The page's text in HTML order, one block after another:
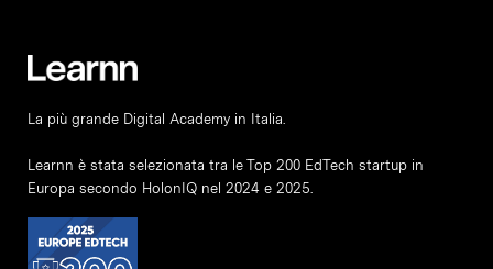
La più grande Digital Academy in Italia.
Learnn è stata selezionata tra le Top 200 EdTech startup in
Europa secondo HolonIQ nel 2024 e 2025.